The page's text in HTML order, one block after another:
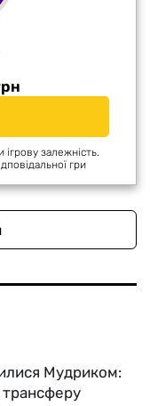
залежність.
гри
Мудриком: